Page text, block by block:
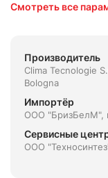
Смотреть все
Производитель
Clima Tecnologie
Bologna
Импортёр
ООО "БризБелМ",
Сервисные
ООО